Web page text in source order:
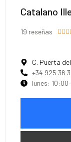
Catalano
19 reseñas   
C. Puerta
+34 925 36
lunes: